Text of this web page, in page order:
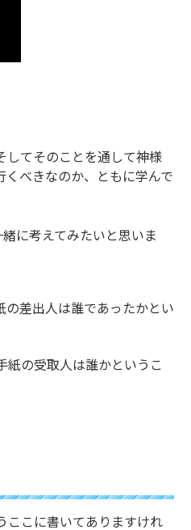
してそのことを通して神様
べきなのか、ともに学んで
に考えてみたいと思いま
差出人は誰であったかとい
の受取人は誰かというこ
ここに書いてありますけれ